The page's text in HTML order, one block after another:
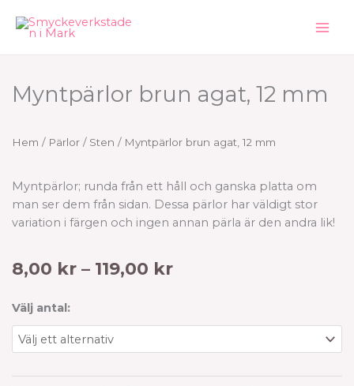
Myntpärlor brun agat, 12 mm
Hem / Pärlor / Sten / Myntpärlor brun agat, 12 mm
Myntpärlor; runda från ett håll och ganska platta om
man ser dem från sidan. Dessa pärlor har väldigt stor
variation i färgen och ingen annan pärla är den andra lik!
8,00 kr – 119,00 krPrisintervall:
119,00 kr
Välj antal:
Myntpärlor
brun
agat,
mm